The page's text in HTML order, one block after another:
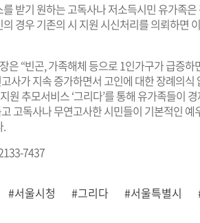
를 받기 원하는 고독사나 저소득시민 유가족
경우 기존의 시 지원 시신처리를 의뢰하면
은 “빈곤, 가족해체 등으로 1인가구가 급증
사가 지속 증가하면서 고인에 대한 장례의
원 추모서비스 ‘그리다’를 통해 유가족들이
고독사나 무연고사한 시민들이 기본적인
.
7437
#서울시청 #그리다 #서울특별시